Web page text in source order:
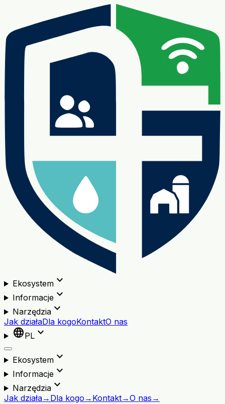
Ekosystemexpand_more
Informacjeexpand_more
Narzędziaexpand_more
Jak działaDla kogoKontaktO nas
languagePL expand_more
Ekosystemexpand_more
Informacjeexpand_more
Narzędziaexpand_more
Jak działa→ Dla kogo → Kontakt→O nas →